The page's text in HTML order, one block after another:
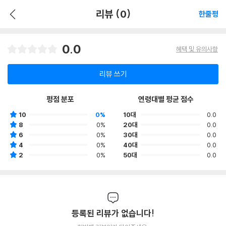
리뷰 (0) 한줄평
0.0 혜택 및 유의사항
리뷰 쓰기
평점 분포
10
0%
8
0%
6
0%
4
0%
2
0%
연령대별 평균 점수
10대
0.0
20대
0.0
30대
0.0
40대
0.0
50대
0.0
등록된 리뷰가 없습니다!